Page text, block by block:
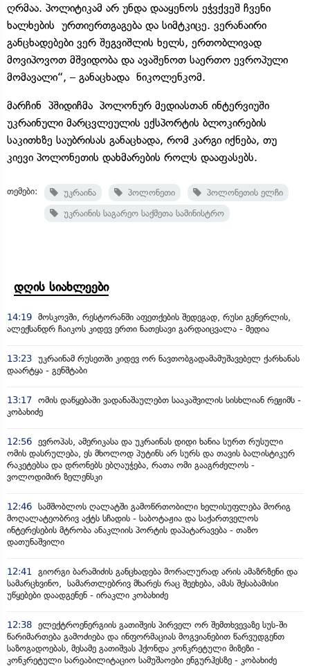
ღრმაა. პოლიტიკამ არ უნდა დააყენოს ეჭვქვეშ ჩვენი
ხალხების ურთიერთგაგება და სიმტკიცე. ვერანაირი
განცხადებები ვერ შეგვიშლის ხელს, ერთობლივად
მოვიპოვოთ მშვიდობა და ავაშენოთ საერთო ევროპული
მომავალი“, – განაცხადა ნიკოლენკომ.
მარჩინ პშიდიჩმა პოლონურ მედიასთან ინტერვიუში
უკრაინული მარცვლეულის ექსპორტის ბლოკირების
საკითხზე საუბრისას განაცხადა, რომ კარგი იქნება, თუ
კიევი პოლონეთის დახმარების როლს დააფასებს.
თემები: უკრაინა პოლონეთი
პოლონეთის ელჩი
უკრაინის საგარეო საქმეთა სამინისტრო
დღის სიახლეები
14:19 მოსკოვში, რესტორანში აფეთქების შედეგად, რუსი გენერლის,
ალექსანდრ ჩაიკოს კიდევ ერთი ნათესავი გარდაიცვალა - მედია
13:23 უკრაინამ რუსეთში კიდევ ორ ნავთობგადამამუშავებელ ქარხანას
დაარტყა - გენშტაბი
13:17 ომის დაწყებაში ვადანაშაულებთ სააკაშვილის სისხლიან რეჟიმს -
კობახიძე
12:56 ევროპას, ამერიკასა და უკრაინას დიდი ხანია სურთ რუსული
ომის დასრულება, ეს მხოლოდ პუტინს არ სურს და თავის ბალისტიკურ
რაკეტებსა და დრონებს ებღაუჭება, რათა ომი გააგრძელოს -
ვოლოდიმირ ზელენსკი
12:46 სამშობლოს ღალატში გამოწრთობილი ხელისუფლება მორიგ
მოღალატეობრივ აქტს სჩადის - საბოტაჟია და საქართველოს
ინტერესების მტრობა ანაკლიის პორტის დაპატარავება - თაზო
დათუნაშვილი
12:41
გიორგი ბარამიძის განცხადება მორალურად არის ამაზრზენი და
სამარცხვინო, სამართლებრივ მხარეს რაც შეეხება, ამას შესაბამისი
უწყებები დაადგენენ - ირაკლი კობახიძე
12:38 ელექტროენერგიის გათიშვის პირველ ორ შემთხვევაზე სუს-ში
წარიმართება გამოძიება და ინფორმაციას მოგვიანებით წარვუდგენთ
საზოგადოებას, მესამე გათიშვას ჰქონდა კონკრეტული მიზეზი -
კონკრეტული სარეაბილიტაციო სამუშაოები ენგურჰესზე - კობახიძე